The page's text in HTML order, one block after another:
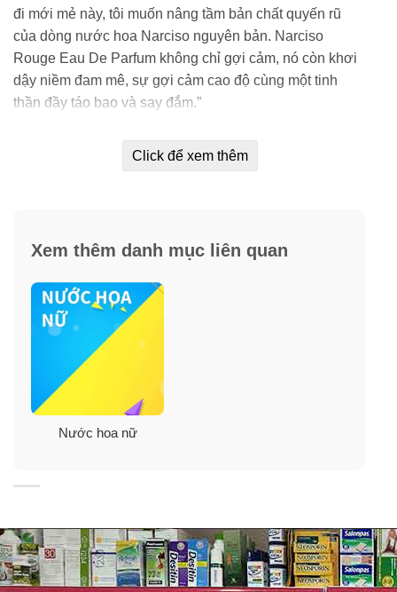
đi mới mẻ này, tôi muốn nâng tầm bản chất quyến rũ
của dòng nước hoa Narciso nguyên bản. Narciso
Rouge Eau De Parfum không chỉ gợi cảm, nó còn khơi
dậy niềm đam mê, sự gợi cảm cao độ cùng một tinh
thần đầy táo bạo và say đắm.”
Tầng hương đầu tiên của Narciso Rouge Eau De
Parfum là một sự bùng nổ, một bức tranh đầy tương
cũng đủ thể hiện đây là một siêu phẩm mùi hương nữ
giữa, Narciso Rouge Eau De Parfum tiếp tục làm bất
ngờ người dùng với những thần sắc và tính cách khác
nhau, trẻ trung, sành điệu, có phần tươi mới thể hiện
bởi Hoa Huệ và Hoa Cam. Và dĩ nhiên không thể thiếu
được nhân tố quyết định nên tên tuổi của Narciso – X.ạ
Hương.
hương của một người phụ nữ trưởng thành, chững
chạc và thể hiện được nội lực từ thần thái bên trong cho
đến hương thơm phảng phất bên ngoài. Vì thế, Narciso
Click để xem thêm
Xem thêm danh mục liên quan
Nước hoa nữ